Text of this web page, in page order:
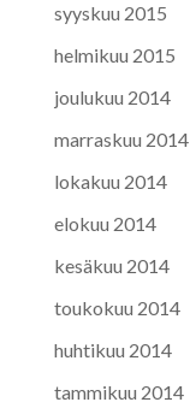
syyskuu 2015
helmikuu 2015
joulukuu 2014
marraskuu 2014
lokakuu 2014
elokuu 2014
kesäkuu 2014
toukokuu 2014
huhtikuu 2014
tammikuu 2014